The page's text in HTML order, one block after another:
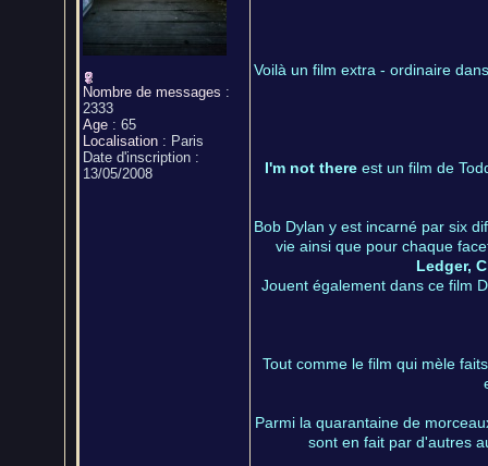
Nombre de messages :
2333
Age : 65
Localisation : Paris
Date d'inscription :
13/05/2008
Voilà un film extra - ordinaire
I'm not there est un film de
Bob Dylan y est incarné par six
vie ainsi que pour chaque
Ledger,
Jouent également dans ce film
Tout comme le film qui mèle
Parmi la quarantaine de
sont en fait par d'autres